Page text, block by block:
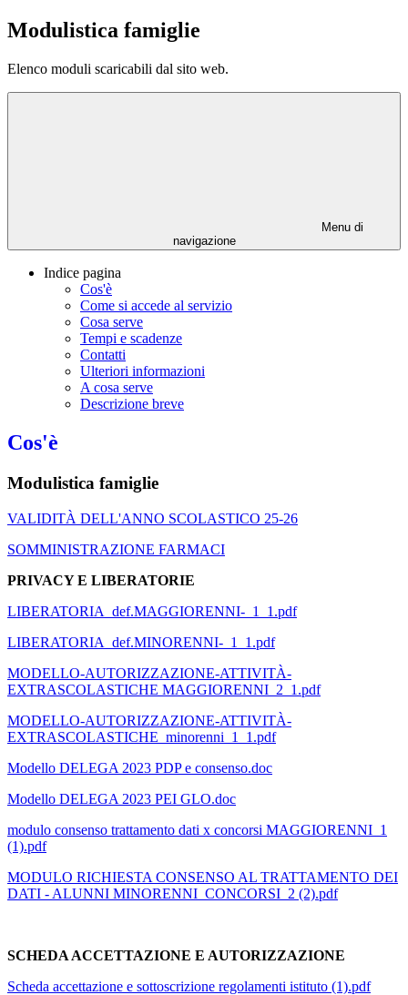
Modulistica famiglie
Elenco moduli scaricabili dal sito web.
Menu di
navigazione
Indice pagina
Cos'è
Come si accede al servizio
Cosa serve
Tempi e scadenze
Contatti
Ulteriori informazioni
A cosa serve
Descrizione breve
Cos'è
Modulistica famiglie
VALIDITÀ DELL'ANNO SCOLASTICO 25-26
SOMMINISTRAZIONE FARMACI
PRIVACY E LIBERATORIE
LIBERATORIA_def.MAGGIORENNI-_1_1.pdf
LIBERATORIA_def.MINORENNI-_1_1.pdf
MODELLO-AUTORIZZAZIONE-ATTIVITÀ-
EXTRASCOLASTICHE MAGGIORENNI_2_1.pdf
MODELLO-AUTORIZZAZIONE-ATTIVITÀ-
EXTRASCOLASTICHE_minorenni_1_1.pdf
Modello DELEGA 2023 PDP e consenso.doc
Modello DELEGA 2023 PEI GLO.doc
modulo consenso trattamento dati x concorsi MAGGIORENNI_1
(1).pdf
MODULO RICHIESTA CONSENSO AL TRATTAMENTO DEI
DATI - ALUNNI MINORENNI_CONCORSI_2 (2).pdf
SCHEDA ACCETTAZIONE E AUTORIZZAZIONE
Scheda accettazione e sottoscrizione regolamenti istituto (1).pdf